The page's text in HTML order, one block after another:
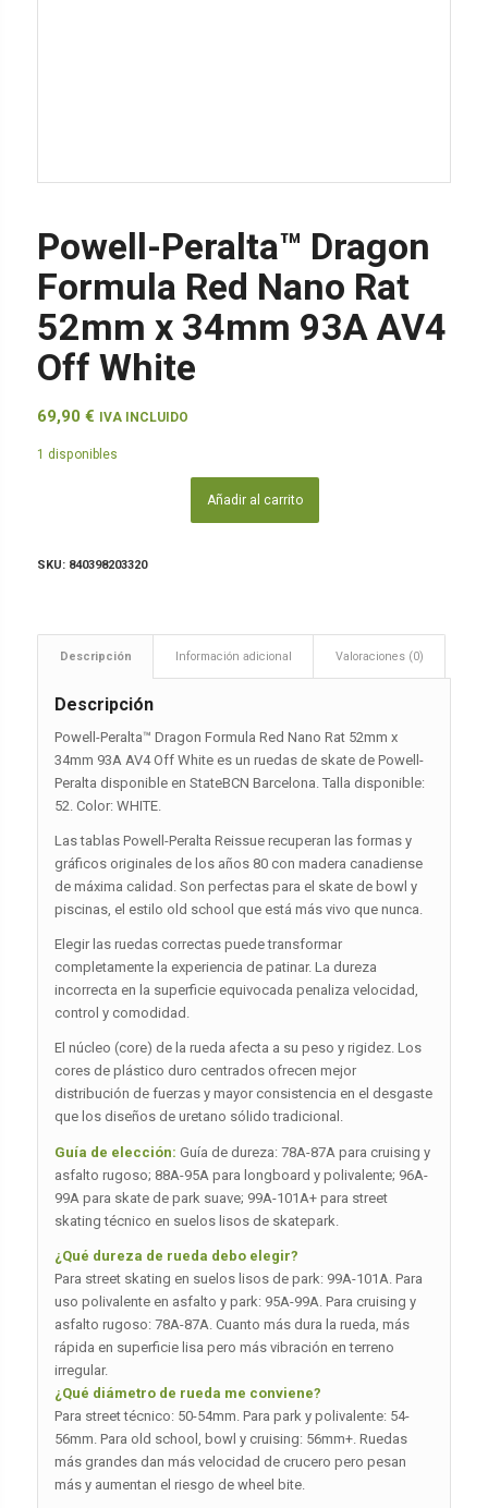
Powell-Peralta™ Dragon
Formula Red Nano Rat
52mm x 34mm 93A AV4
Off White
69,90 € IVA INCLUIDO
1 disponibles
Añadir al carrito
SKU: 840398203320
Descripción Información adicional Valoraciones (0)
Descripción
Powell-Peralta™ Dragon Formula Red Nano Rat 52mm x
34mm 93A AV4 Off White es un ruedas de skate de Powell-
Peralta disponible en StateBCN Barcelona. Talla disponible:
52. Color: WHITE.
Las tablas Powell-Peralta Reissue recuperan las formas y
gráficos originales de los años 80 con madera canadiense
de máxima calidad. Son perfectas para el skate de bowl y
piscinas, el estilo old school que está más vivo que nunca.
Elegir las ruedas correctas puede transformar
completamente la experiencia de patinar. La dureza
incorrecta en la superficie equivocada penaliza velocidad,
control y comodidad.
El núcleo (core) de la rueda afecta a su peso y rigidez. Los
cores de plástico duro centrados ofrecen mejor
distribución de fuerzas y mayor consistencia en el desgaste
que los diseños de uretano sólido tradicional.
Guía de elección: Guía de dureza: 78A-87A para cruising y
asfalto rugoso; 88A-95A para longboard y polivalente; 96A-
99A para skate de park suave; 99A-101A+ para street
skating técnico en suelos lisos de skatepark.
¿Qué dureza de rueda debo elegir?
Para street skating en suelos lisos de park: 99A-101A. Para
uso polivalente en asfalto y park: 95A-99A. Para cruising y
asfalto rugoso: 78A-87A. Cuanto más dura la rueda, más
rápida en superficie lisa pero más vibración en terreno
irregular.
¿Qué diámetro de rueda me conviene?
Para street técnico: 50-54mm. Para park y polivalente: 54-
56mm. Para old school, bowl y cruising: 56mm+. Ruedas
más grandes dan más velocidad de crucero pero pesan
más y aumentan el riesgo de wheel bite.